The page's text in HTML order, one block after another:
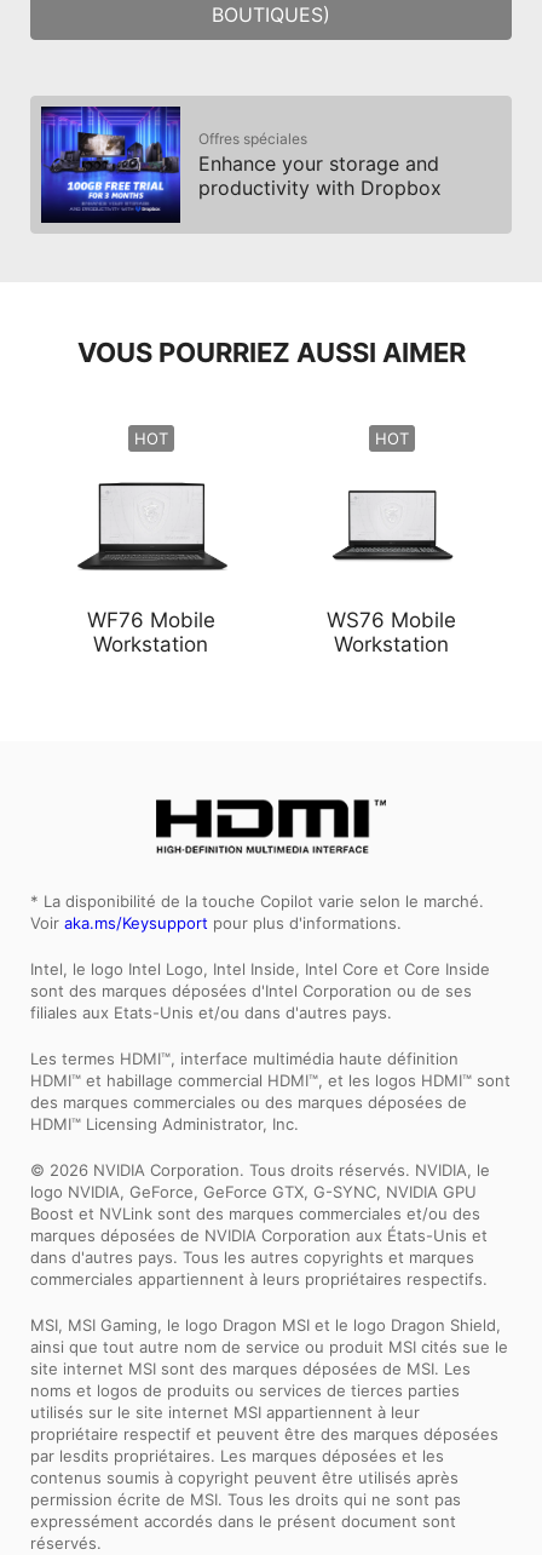
BOUTIQUES)
Offres spéciales
Enhance your storage and
productivity with Dropbox
VOUS POURRIEZ AUSSI AIMER
HOT
WF76 Mobile
Workstation
HOT
WS76 Mobile
Workstation
* La disponibilité de la touche Copilot varie selon le marché.
Voir aka.ms/Keysupport pour plus d'informations.
Intel, le logo Intel Logo, Intel Inside, Intel Core et Core Inside
sont des marques déposées d'Intel Corporation ou de ses
filiales aux Etats-Unis et/ou dans d'autres pays.
Les termes HDMI™, interface multimédia haute définition
HDMI™ et habillage commercial HDMI™, et les logos HDMI™ sont
des marques commerciales ou des marques déposées de
HDMI™ Licensing Administrator, Inc.
© 2026 NVIDIA Corporation. Tous droits réservés. NVIDIA, le
logo NVIDIA, GeForce, GeForce GTX, G-SYNC, NVIDIA GPU
Boost et NVLink sont des marques commerciales et/ou des
marques déposées de NVIDIA Corporation aux États-Unis et
dans d'autres pays. Tous les autres copyrights et marques
commerciales appartiennent à leurs propriétaires respectifs.
MSI, MSI Gaming, le logo Dragon MSI et le logo Dragon Shield,
ainsi que tout autre nom de service ou produit MSI cités sue le
site internet MSI sont des marques déposées de MSI. Les
noms et logos de produits ou services de tierces parties
utilisés sur le site internet MSI appartiennent à leur
propriétaire respectif et peuvent être des marques déposées
par lesdits propriétaires. Les marques déposées et les
contenus soumis à copyright peuvent être utilisés après
permission écrite de MSI. Tous les droits qui ne sont pas
expressément accordés dans le présent document sont
réservés.